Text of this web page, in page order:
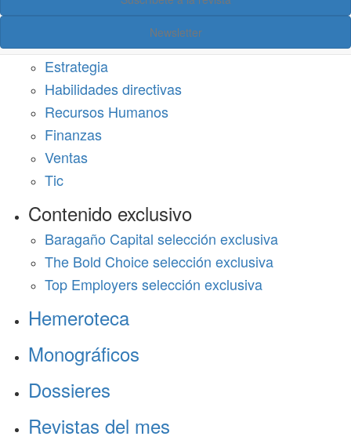
Newsletter
Estrategia
Habilidades directivas
Recursos Humanos
Finanzas
Ventas
Tic
Contenido exclusivo
Baragaño Capital selección exclusiva
The Bold Choice selección exclusiva
Top Employers selección exclusiva
Hemeroteca
Monográficos
Dossieres
Revistas del mes